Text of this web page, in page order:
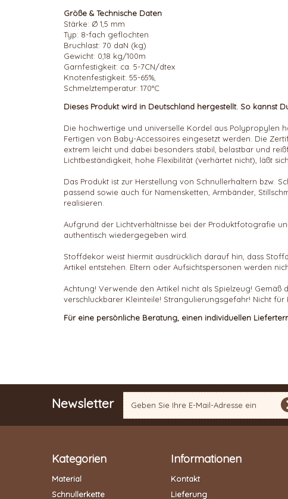
Größe & Technische Daten
Stärke: Ø 1,5 mm
Typ: 8-fach geflochten
Bruchlast: 70 daN (kg)
Gewicht: 0,18 kg/100m
Garnfestigkeit: ca. 5-7CN/dtex
Knotenfestigkeit: 55-65%,
Schmelztemperatur: 170°C
Dieses Produkt wird in Deutschland hergestellt. So kannst
Die hochwertige und universelle Kordel aus Polypropylen
Fertigen von Baby-Accessoires eingesetzt werden. Die
extrem leicht und dabei besonders stabil, belastbar und
Lichtbeständigkeit, hohe Flexibilität (verhärtet nicht), läßt
Das Produkt ist zur Herstellung von Schnullerhaltern bzw.
passend sowie auch für Namensketten, Armbänder,
realisieren.
Aufgrund der Lichtverhältnisse bei der Produktfotografie
authentisch wiedergegeben wird.
Stoffdekor weist hiermit ausdrücklich darauf hin, dass
Artikel entstehen. Eltern oder Aufsichtspersonen werden
Achtung! Verwende den Artikel nicht als Spielzeug! Gemäß
verschluckbarer Kleinteile! Strangulierungsgefahr! Nicht
Für eine persönliche Beratung, einen individuellen
Newsletter
Kategorien
Material
Schnullerkette
Informationen
Kontakt
Lieferung